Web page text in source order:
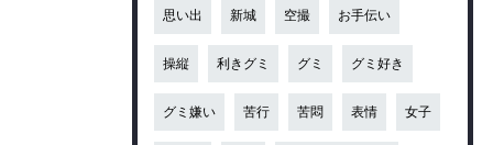
思い出 新城 空撮 お手伝い
操縦 利きグミ グミ グミ好き
グミ嫌い 苦行 苦悶 表情 女子